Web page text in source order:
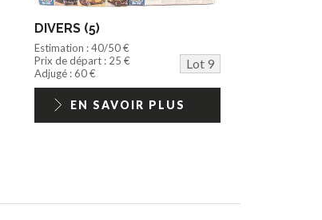
DIVERS (5)
Estimation : 40/50 €
Prix de départ : 25 €
Lot 9
Adjugé : 60 €
EN SAVOIR PLUS